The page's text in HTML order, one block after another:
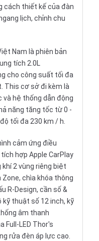
cách thiết kế của đàn
lịch, chỉnh chu
Nam là phiên bản
tích 2.0L
cho công suất tối đa
This cơ sở đi kèm là
và hệ thống dẫn động
năng tăng tốc từ 0 -
tối đa 230 km / h.
cảm ứng điều
hợp Apple CarPlay
khí 2 vùng riêng biệt
chìa khóa thông
R-Design, cần số &
kỹ thuật số 12 inch, kỹ
âm thanh
Full-LED Thor's
rửa đèn áp lực cao.